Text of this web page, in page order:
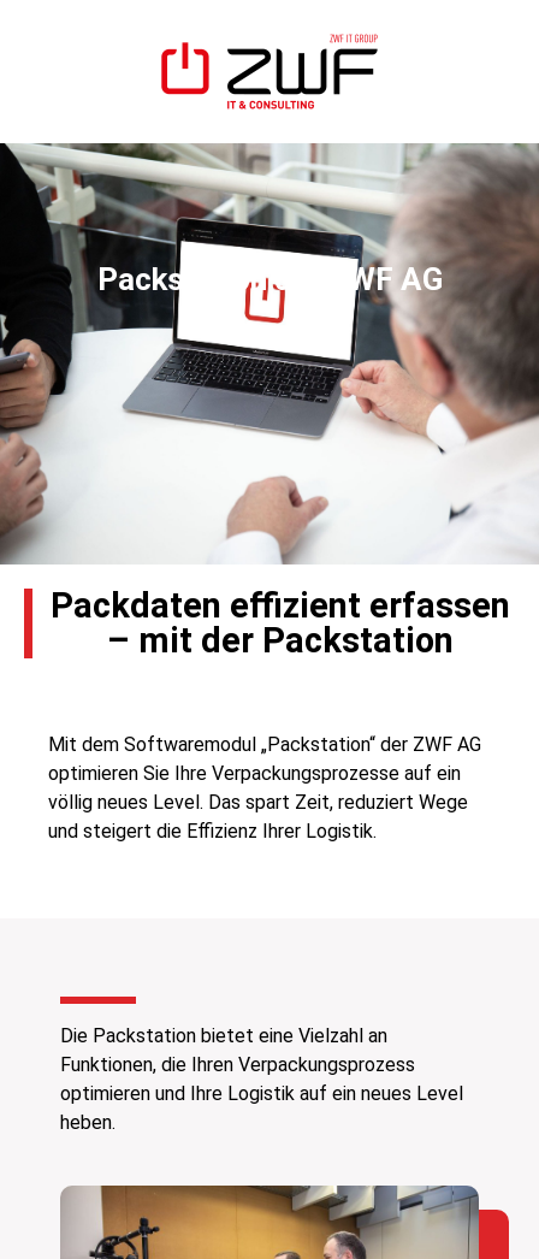
Packstation der ZWF AG
Packdaten effizient erfassen
– mit der Packstation
Mit dem Softwaremodul „Packstation“ der ZWF AG
optimieren Sie Ihre Verpackungsprozesse auf ein
völlig neues Level. Das spart Zeit, reduziert Wege
und steigert die Effizienz Ihrer Logistik.
Die Packstation bietet eine Vielzahl an
Funktionen, die Ihren Verpackungsprozess
optimieren und Ihre Logistik auf ein neues Level
heben.